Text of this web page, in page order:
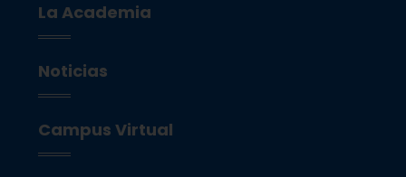
La Academia
Noticias
Campus Virtual